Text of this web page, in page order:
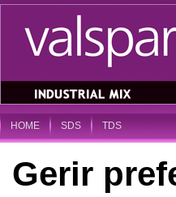
HOME SDS TDS
Gerir